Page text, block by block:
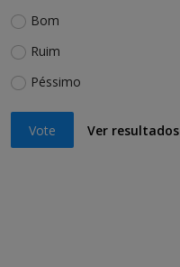
Bom
Ruim
Péssimo
Vote Ver resultados